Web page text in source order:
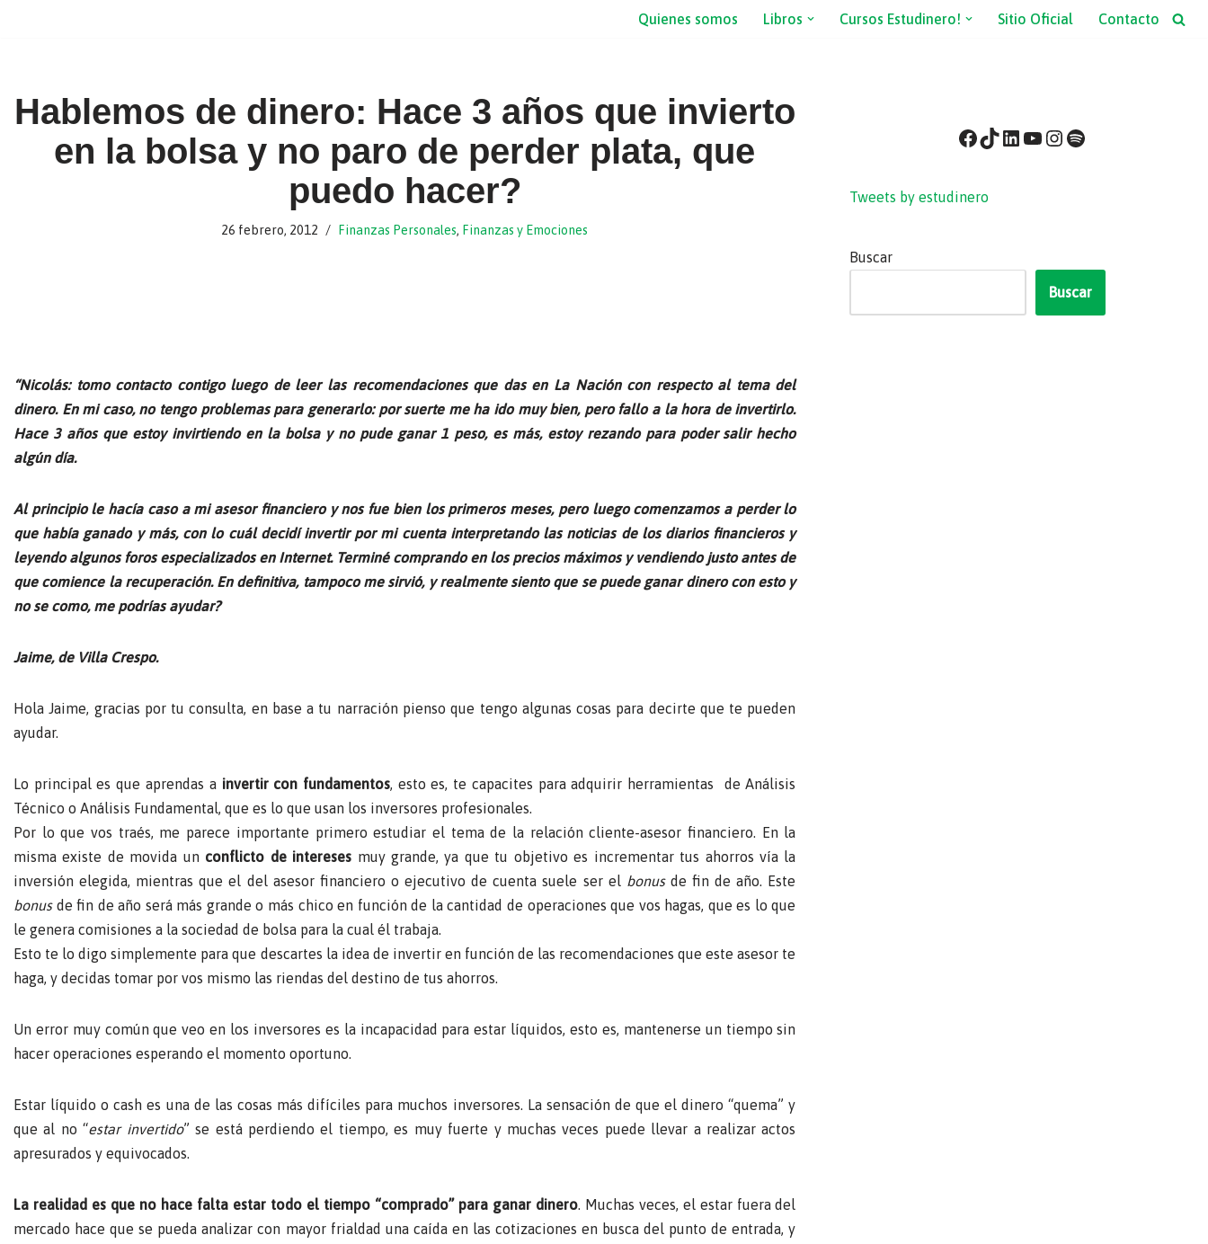
contenido
Quienes somos Libros Cursos Estudinero! Sitio Oficial Contacto
Hablemos de dinero: Hace 3 años que invierto
en la bolsa y no paro de perder plata, que
puedo hacer?
26 febrero, 2012 Finanzas Personales, Finanzas y Emociones
“Nicolás: tomo contacto contigo luego de leer las recomendaciones que das en La Nación con respecto al tema del
dinero. En mi caso, no tengo problemas para generarlo: por suerte me ha ido muy bien, pero fallo a la hora de invertirlo.
Hace 3 años que estoy invirtiendo en la bolsa y no pude ganar 1 peso, es más, estoy rezando para poder salir hecho
algún día.
Al principio le hacía caso a mi asesor financiero y nos fue bien los primeros meses, pero luego comenzamos a perder lo
que había ganado y más, con lo cuál decidí invertir por mi cuenta interpretando las noticias de los diarios financieros y
leyendo algunos foros especializados en Internet. Terminé comprando en los precios máximos y vendiendo justo antes de
que comience la recuperación. En definitiva, tampoco me sirvió, y realmente siento que se puede ganar dinero con esto y
no se como, me podrías ayudar?
Jaime, de Villa Crespo.
Hola Jaime, gracias por tu consulta, en base a tu narración pienso que tengo algunas cosas para decirte que te pueden
ayudar.
Lo principal es que aprendas a invertir con fundamentos, esto es, te capacites para adquirir herramientas de Análisis
Técnico o Análisis Fundamental, que es lo que usan los inversores profesionales.
Por lo que vos traés, me parece importante primero estudiar el tema de la relación cliente-asesor financiero. En la
misma existe de movida un conflicto de intereses muy grande, ya que tu objetivo es incrementar tus ahorros vía la
inversión elegida, mientras que el del asesor financiero o ejecutivo de cuenta suele ser el bonusde fin de año. Este
bonusde fin de año será más grande o más chico en función de la cantidad de operaciones que vos hagas, que es lo que
le genera comisiones a la sociedad de bolsa para la cual él trabaja.
Esto te lo digo simplemente para que descartes la idea de invertir en función de las recomendaciones que este asesor te
haga, y decidas tomar por vos mismo las riendas del destino de tus ahorros.
Un error muy común que veo en los inversores es la incapacidad para estar líquidos, esto es, mantenerse un tiempo sin
hacer operaciones esperando el momento oportuno.
Estar líquido o cash es una de las cosas más difíciles para muchos inversores. La sensación de que el dinero “quema” y
que al no “estar invertido” se está perdiendo el tiempo, es muy fuerte y muchas veces puede llevar a realizar actos
apresurados y equivocados.
La realidad es que no hace falta estar todo el tiempo “comprado” para ganar dinero. Muchas veces, el estar fuera del
mercado hace que se pueda analizar con mayor frialdad una caída en las cotizaciones en busca del punto de entrada, y
Tweets by estudinero
Buscar
Buscar